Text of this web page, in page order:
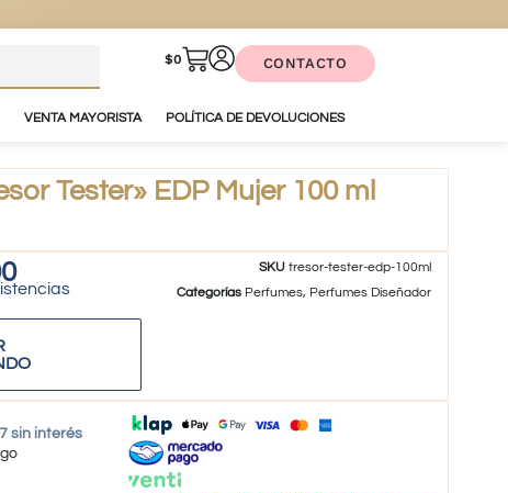
$0 CONTACTO
VENTA MAYORISTA POLÍTICA DE DEVOLUCIONES
Tester» EDP Mujer 100 ml
SKUtresor-tester-edp-100ml
Categorías Perfumes, Perfumes Diseñador
sin interés